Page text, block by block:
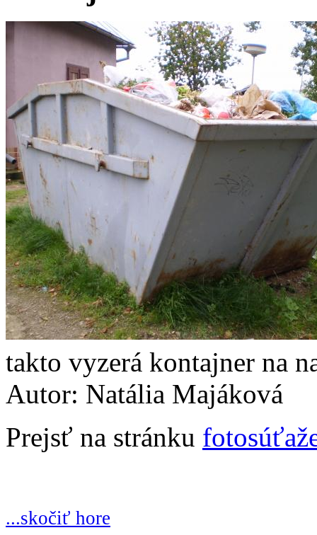
takto vyzerá kontajner na
Autor: Natália Majáková
Prejsť na stránku
...skočiť hore